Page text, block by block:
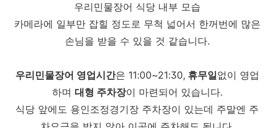
우리민물장어 식당 내부 모습
카메라에 일부만 잡힐 정도로 무척 넓어서 한꺼번에 많은
손님을 받을 수 있을 것 같습니다.
우리민물장어 영업시간은 11:00~21:30, 휴무일없이 영업
하며 대형 주차장이 마련되어 있습니다.
식당 앞에도 용인조정경기장 주차장이 있는데 주말엔 주